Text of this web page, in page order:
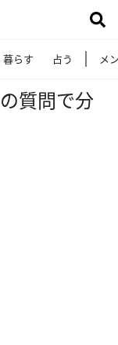
暮らす 占う メ
質問で分